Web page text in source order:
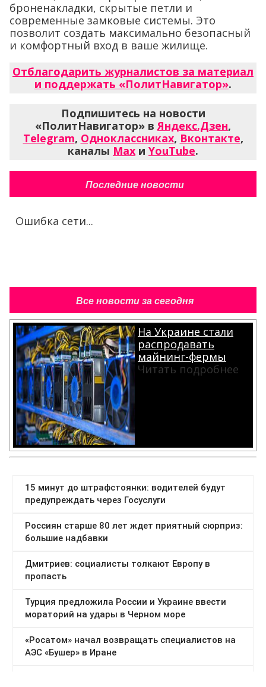
броненакладки, скрытые петли и
современные замковые системы. Это
позволит создать максимально безопасный
и комфортный вход в ваше жилище.
Отблагодарить журналистов за материал
и поддержать «ПолитНавигатор».
Подпишитесь на новости
«ПолитНавигатор» вЯндекс.Дзен,
Telegram, Одноклассниках, Вконтакте,
каналы Max и YouTube.
Последние новости
Ошибка сети...
Все новости за сегодня
На Украине стали
распродавать
майнинг-фермы
Читать подробнее